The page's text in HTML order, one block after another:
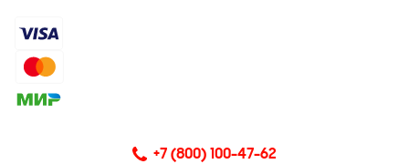
+7 (800) 100-47-62